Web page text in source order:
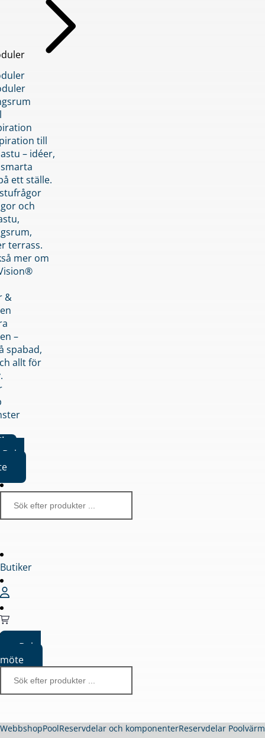
till
– idéer,
ett ställe.
och
terrass.
mer om
&
–
spabad,
allt för
Boka
Butiker
Boka
möte
WebbshopPoolReservdelar och komponenterReservdelar